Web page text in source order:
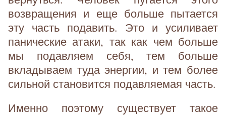
возвращения и еще больше пытается
эту часть подавить. Это и усиливает
панические атаки, так как чем больше
мы подавляем себя, тем больше
вкладываем туда энергии, и тем более
сильной становится подавляемая часть.
Именно поэтому существует такое